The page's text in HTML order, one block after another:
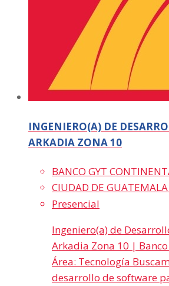
INGENIERO(A) DE
ARKADIA ZONA 10
BANCO GYT
CIUDAD DE GUATEMALA
Presencial
Ingeniero(a) de
Arkadia Zona 10 |
Área: Tecnología
desarrollo de software